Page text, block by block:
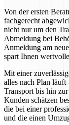
Von der ersten
fachgerecht
nicht nur um den
Abmeldung bei
Anmeldung am
spart Ihnen
Mit einer
alles nach Plan läuft
Transport bis hin
Kunden schätzen
die bei einer
und die einen